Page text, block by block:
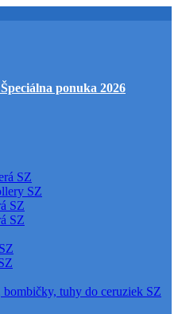
Špeciálna ponuka 2026
SZ
SZ
SZ
SZ
bombičky, tuhy do ceruziek SZ